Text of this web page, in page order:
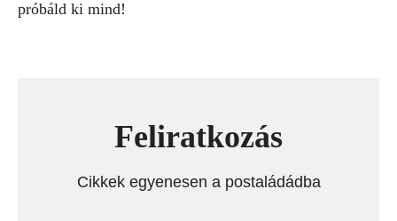
próbáld ki mind!
Feliratkozás
Cikkek egyenesen a postaládádba